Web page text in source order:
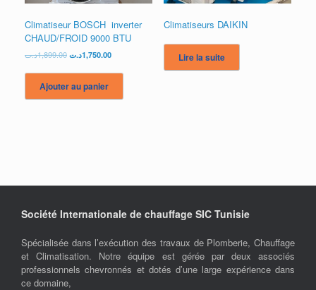
Climatiseur BOSCH inverter
CHAUD/FROID 9000 BTU
1,899.00د.ت
Le
initial
était :
1,899.00د.ت.
1,750.00د.ت
Le
actuel
Ajouter au panier
Climatiseurs DAIKIN
Lire la suite
Société Internationale de chauffage SIC Tunisie
Spécialisée dans l’exécution des travaux de Plomberie, Chauffage
et Climatisation. Notre équipe est gérée par deux associés
professionnels chevronnés et dotés d’une large expérience dans
ce domaine,